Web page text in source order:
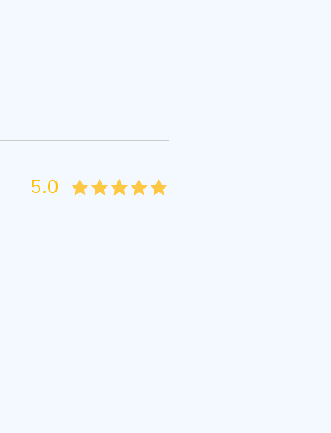
45
4
35
3
25
2
15
1
05
5.0